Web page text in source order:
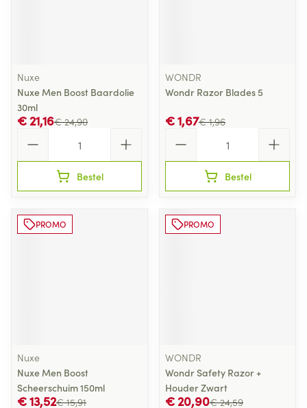
Nuxe
Nuxe Men Boost Baardolie
30ml
€ 24,90
€ 21,16
Bestel
WONDR
Wondr Razor Blades 5
€ 1,96
€ 1,67
Bestel
PROMO
Nuxe
Nuxe Men Boost
Scheerschuim 150ml
€ 15,91
€ 13,52
PROMO
WONDR
Wondr Safety Razor +
Houder Zwart
€ 24,59
€ 20,90